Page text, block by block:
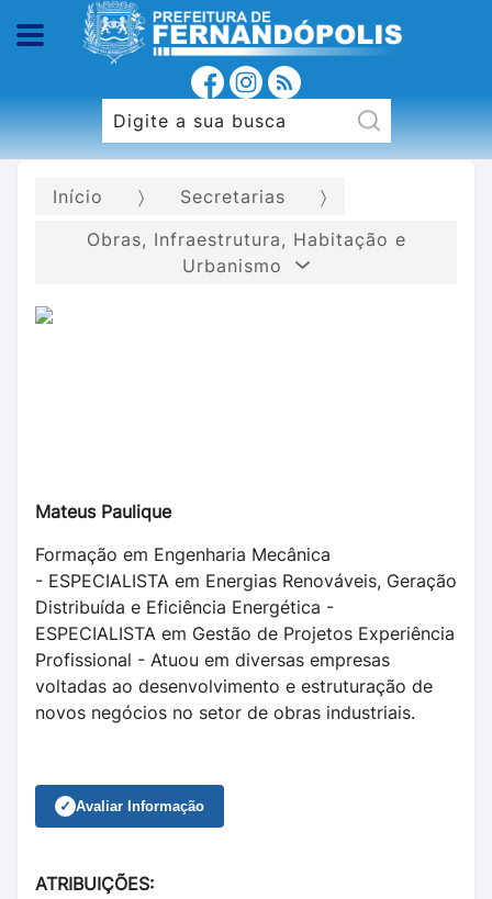
Início
Secretarias
Obras, Infraestrutura, Habitação e
Urbanismo
Mateus Paulique
Formação em Engenharia Mecânica
- ESPECIALISTA em Energias Renováveis, Geração
Distribuída e Eficiência Energética -
ESPECIALISTA em Gestão de Projetos Experiência
Profissional - Atuou em diversas empresas
voltadas ao desenvolvimento e estruturação de
novos negócios no setor de obras industriais.
✓ Avaliar Informação
ATRIBUIÇÕES: